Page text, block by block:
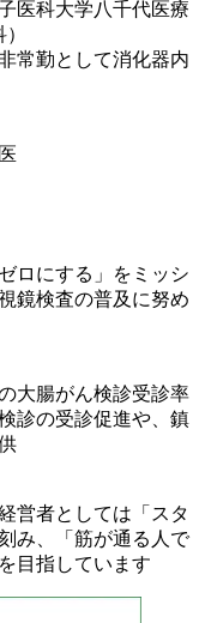
医科大学八千代医療
常勤として消化器内
ロにする」をミッシ
鏡検査の普及に努め
大腸がん検診受診率
診の受診促進や、鎮
営者としては「スタ
み、「筋が通る人で
目指しています